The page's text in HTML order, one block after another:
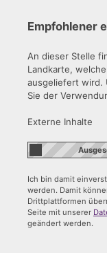
Empfohlener
An dieser Stelle
Landkarte,
ausgeliefert wird.
Sie der
Externe Inhalte
Ich bin damit
werden. Damit
Drittplattformen
Seite mit unserer
geändert werden.